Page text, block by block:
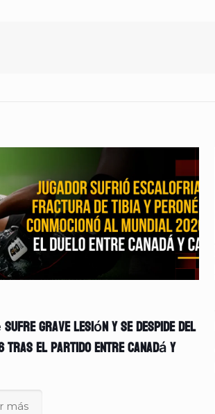
grave lesión y se despide del
tras el partido entre Canadá y
más